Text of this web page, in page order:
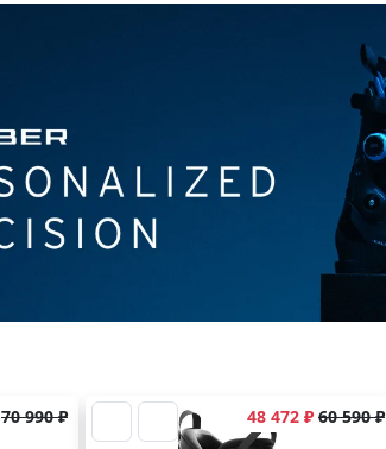
70 990 ₽ 48 472 ₽ 60 590 ₽